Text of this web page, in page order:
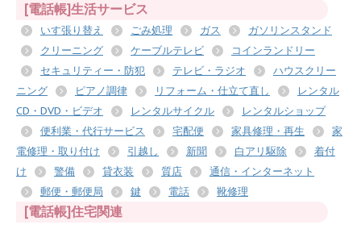
[電話帳]生活サービス
いす張り替え ごみ処理 ガス
ガソリンスタンド
クリーニング
ケーブルテレビ
コインランドリー
セキュリティー・防犯
テレビ・ラジオ
ハウスクリー
ニング
ピアノ調律 リフォーム・仕立て直し
レンタル
CD・DVD・ビデオ
レンタルサイクル
レンタルショップ
便利業・代行サービス
宅配便 家具修理・再生
家
電修理・取り付け
引越し 新聞 白アリ駆除
着付
け
警備 貸衣装 質店
通信・インターネット
郵便・郵便局
鍵 電話 靴修理
[電話帳]住宅関連